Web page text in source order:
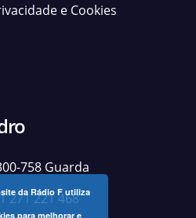
e Cookies
758 Guarda
271 221 468
da Rádio F utiliza
para melhorar e